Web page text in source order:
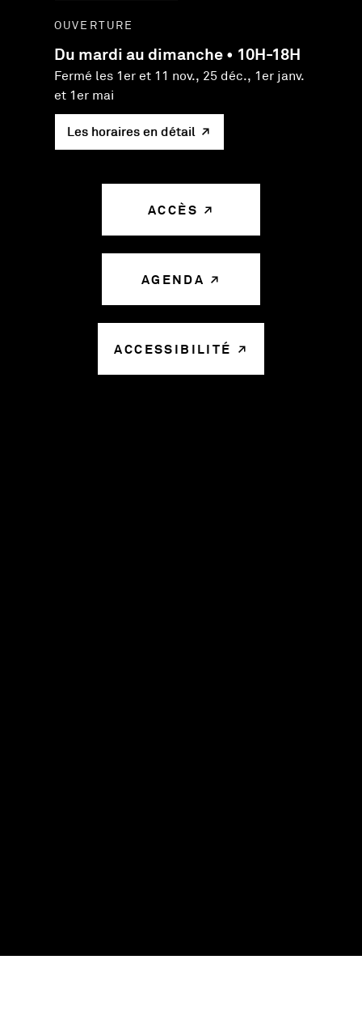
OUVERTURE
Du mardi au dimanche • 10H-18H
Fermé les 1er et 11 nov., 25 déc., 1er janv.
et 1er mai
Les horaires en détail
ACCÈS
AGENDA
ACCESSIBILITÉ